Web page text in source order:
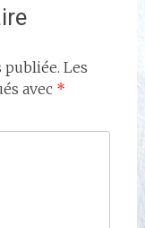
publiée. Les
avec *